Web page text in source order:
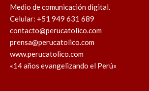
Medio de comunicación digital.
Celular: +51 949 631 689
contacto@perucatolico.com
prensa@perucatolico.com
www.perucatolico.com
«14 años evangelizando el Perú»